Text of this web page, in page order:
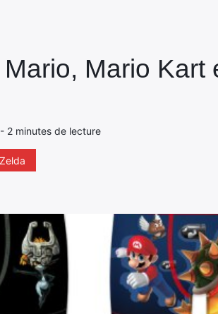
Mario Kart
2 minutes de lecture
Zelda